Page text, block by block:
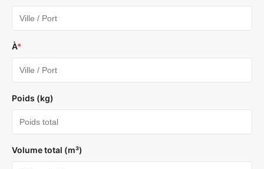
À*
Poids (kg)
Volume total (m³)